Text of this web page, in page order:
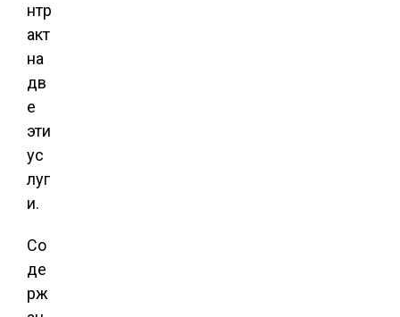
нтр
акт
на
дв
е
эти
ус
луг
и.
Со
де
рж